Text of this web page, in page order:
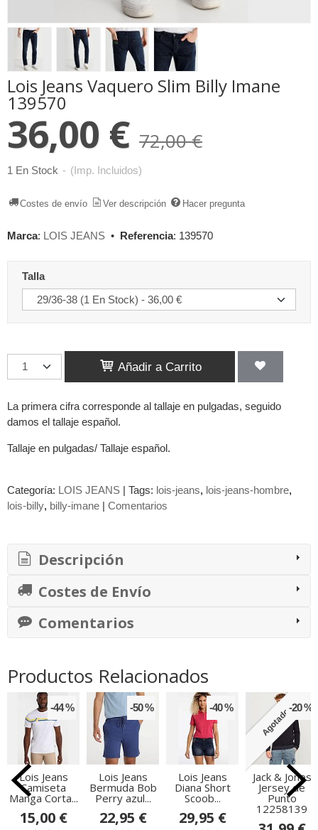
Lois Jeans Vaquero Slim Billy Imane
139570
36,00 € 72,00 €
1 En Stock - (Imp. Incluidos)
Costes de envío Ver descripción Hacer pregunta
Marca: LOIS JEANS • Referencia: 139570
Talla
Añadir a Carrito
La primera cifra corresponde al tallaje en pulgadas, seguido
damos el tallaje español.
Tallaje en pulgadas/ Tallaje español.
Categoría: LOIS JEANS | Tags: lois-jeans lois-jeans-hombre
lois-billy billy-imane | Comentarios
Descripción
Costes de Envío
Comentarios
Productos Relacionados
-44 %
Lois Jeans
Camiseta
Manga Corta...
15,00 €
-50 %
Lois Jeans
Bermuda Bob
Perry azul...
22,95 €
-40 %
Lois Jeans
Diana Short
Scoob...
29,95 €
Agotado-20 %
Jack & Jones
Jersey de
Punto
12258139